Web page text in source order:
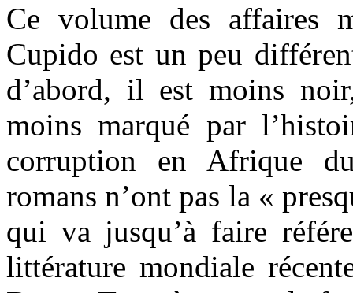
Ce volume des affaires
Cupido est un peu
d’abord, il est moins
moins marqué par
corruption en Afrique
romans n’ont pas la «
qui va jusqu’à faire
littérature mondiale